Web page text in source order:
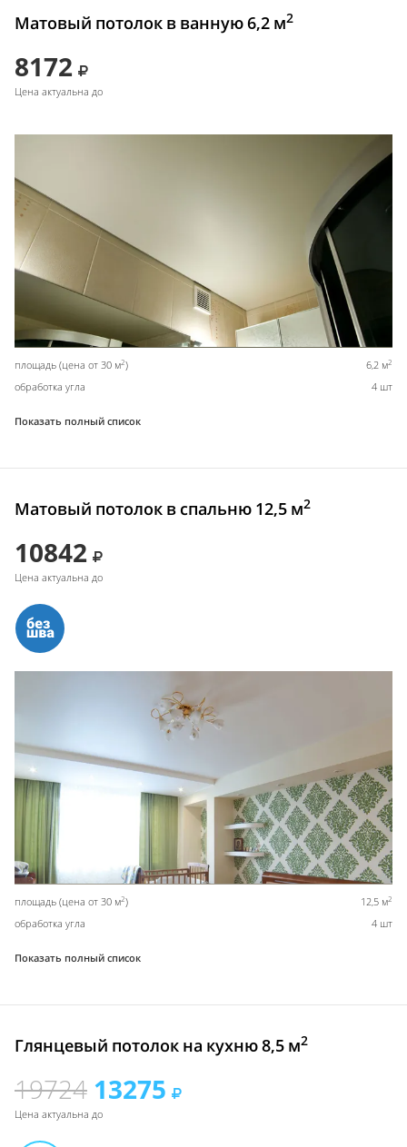
Матовый потолок в ванную 6,2 м2
8172
Цена актуальна до
площадь (цена от 30 м2) 6,2 м2
обработка угла 4 шт
Показать полный список
Матовый потолок в спальню 12,5 м2
10842
Цена актуальна до
площадь (цена от 30 м2) 12,5 м2
обработка угла 4 шт
Показать полный список
Глянцевый потолок на кухню 8,5 м2
19724 13275
Цена актуальна до